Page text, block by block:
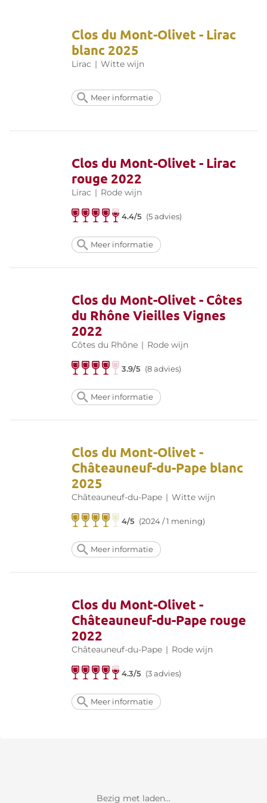
Clos du Mont-Olivet - Lirac
blanc 2025
Lirac | Witte wijn
Meer informatie
Clos du Mont-Olivet - Lirac
rouge 2022
Lirac | Rode wijn
4.4/5 (5 advies)
Meer informatie
Clos du Mont-Olivet - Côtes
du Rhône Vieilles Vignes
2022
Côtes du Rhône | Rode wijn
3.9/5 (8 advies)
Meer informatie
Clos du Mont-Olivet -
Châteauneuf-du-Pape blanc
2025
Châteauneuf-du-Pape | Witte wijn
4/5 (2024 / 1 mening)
Meer informatie
Clos du Mont-Olivet -
Châteauneuf-du-Pape rouge
2022
Châteauneuf-du-Pape | Rode wijn
4.3/5 (3 advies)
Meer informatie
Bezig met laden...